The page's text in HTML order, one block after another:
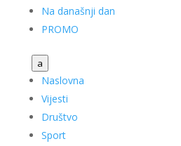
Na današnji dan
PROMO
a
Naslovna
Vijesti
Društvo
Sport